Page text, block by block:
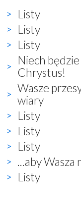
Listy
Listy
Listy
Niech
Chrystus!
Wasze
wiary
Listy
Listy
Listy
...aby Wasza
Listy